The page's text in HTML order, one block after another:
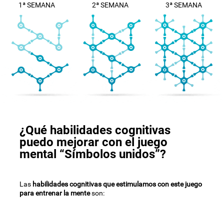
1ª SEMANA 2ª SEMANA 3ª SEMANA
¿Qué habilidades cognitivas
puedo mejorar con el juego
mental “Símbolos unidos”?
Las habilidades cognitivas que estimulamos con este juego
para entrenar la menteson: